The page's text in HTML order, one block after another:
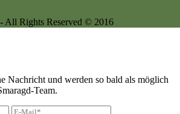
All Rights Reserved © 2016
Nachricht und werden so bald als möglich
Team.